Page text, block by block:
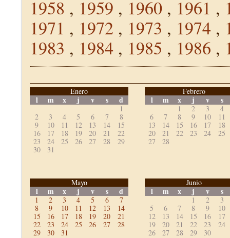
1958 , 1959 , 1960 , 1961 ,
1971 , 1972 , 1973 , 1974 ,
1983 , 1984 , 1985 , 1986 ,
Enero
l m x j v s d
1
2
3 4 5 6 7
8
9
10 11 12 13 14
15
16
17 18 19 20 21
22
23
24 25 26 27 28
29
30
31
Febrero
l m x j v s
1 2 3
4
6
7 8 9 10
11
13
14 15 16 17
18
20
21 22 23 24
25
27
28
Mayo
l m x j v s d
1 2 3 4 5 6
7
8
9 10 11 12 13
14
15
16 17 18 19 20
21
22
23 24 25 26 27
28
29
30 31
Junio
l m x j v s
1 2
3
5
6 7 8 9
10
12
13 14 15 16
17
19
20 21 22 23
24
26
27 28 29 30